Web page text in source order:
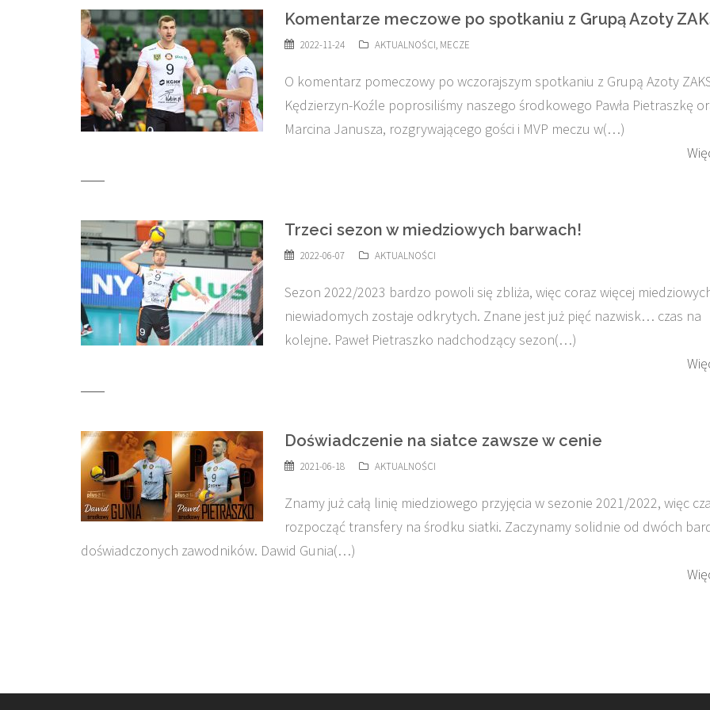
Komentarze meczowe po spotkaniu z Grupą Azoty
2022-11-24 AKTUALNOŚCI, MECZE
O komentarz pomeczowy po wczorajszym spotkaniu z Grupą Azoty
Kędzierzyn-Koźle poprosiliśmy naszego środkowego Pawła Pietraszkę
Marcina Janusza, rozgrywającego gości i MVP meczu w(…)
Trzeci sezon w miedziowych barwach!
2022-06-07 AKTUALNOŚCI
Sezon 2022/2023 bardzo powoli się zbliża, więc coraz więcej
niewiadomych zostaje odkrytych. Znane jest już pięć nazwisk… czas na
kolejne. Paweł Pietraszko nadchodzący sezon(…)
Doświadczenie na siatce zawsze w cenie
2021-06-18 AKTUALNOŚCI
Znamy już całą linię miedziowego przyjęcia w sezonie 2021/2022, więc
rozpocząć transfery na środku siatki. Zaczynamy solidnie od dwóch
doświadczonych zawodników. Dawid Gunia(…)